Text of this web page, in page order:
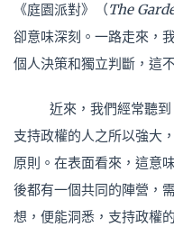
《庭園派對》（The
卻意味深刻。一路走來，
個人決策和獨立判斷，這
近來，我們經常聽
支持政權的人之所以強大
原則。在表面看來，這意
後都有一個共同的陣營，
想，便能洞悉，支持政權